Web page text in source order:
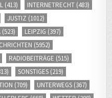
(413) INTERNETRECHT (483)
JUSTIZ (1012)
(523) LEIPZIG (397)
(5952)
RADIOBEITRÄGE (515)
SONSTIGES (219)
(709) UNTERWEGS (367)